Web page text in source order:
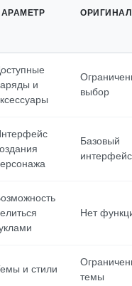
ОРИГИНАЛ
и
выбор
Базовый
интерфейс
Нет
и стили
темы